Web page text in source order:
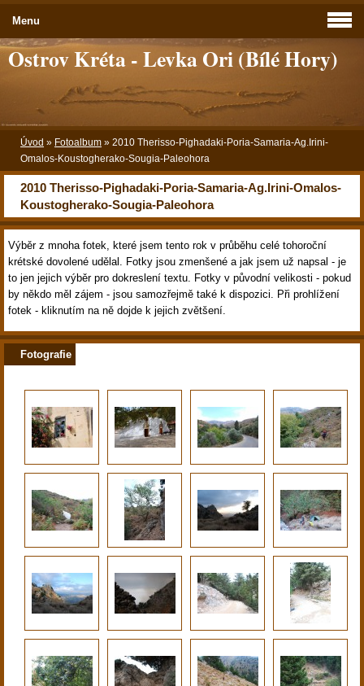
Ostrov Kréta - Levka Ori (Bílé Hory)
Úvod » Fotoalbum » 2010 Therisso-Pighadaki-Poria-Samaria-Ag.Irini-
Omalos-Koustogherako-Sougia-Paleohora
2010 Therisso-Pighadaki-Poria-Samaria-Ag.Irini-Omalos-
Koustogherako-Sougia-Paleohora
Výběr z mnoha fotek, které jsem tento rok v průběhu celé tohoroční
krétské dovolené udělal. Fotky jsou zmenšené a jak jsem už napsal - je
to jen jejich výběr pro dokreslení textu. Fotky v původní velikosti - pokud
by někdo měl zájem - jsou samozřejmě také k dispozici. Při prohlížení
fotek - kliknutím na ně dojde k jejich zvětšení.
Fotografie
Menu